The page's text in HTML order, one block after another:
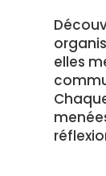
elles